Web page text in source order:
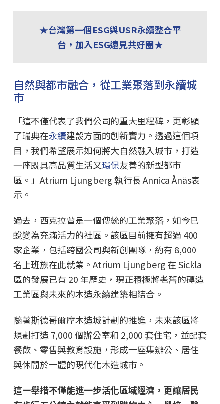
★台灣第一個ESG與USR永續整合平
台，加入ESG遠見共好圈★
自然與都市融合，從工業聚落到永續城
市
「這不僅代表了我們公司的重大里程碑，更彰顯
了瑞典在永續建設方面的創新實力。透過這個項
目，我們希望展示如何將大自然融入城市，打造
一座既具高品質生活又環保友善的新型都市
區。」Atrium Ljungberg 執行長 Annica Ånäs表
示。
過去，西克拉曾是一個傳統的工業聚落，如今已
蛻變為充滿活力的社區。該區目前擁有超過 400
家企業，包括跨國公司與新創團隊，約有 8,000
名上班族在此就業。Atrium Ljungberg 在 Sickla
區的發展已有 20 年歷史，現正積極將老舊的磚造
工業區與未來的木造永續建築相結合。
隨著斯德哥爾摩木造城計劃的推進，未來該區將
規劃打造 7,000 個辦公室和 2,000 套住宅，並配套
餐飲、零售與教育設施，形成一座集辦公、居住
與休閒於一體的現代化木造城市。
這一舉措不僅能進一步活化區域經濟，更讓居民